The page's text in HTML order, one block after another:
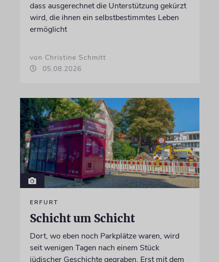
dass ausgerechnet die Unterstützung gekürzt
wird, die ihnen ein selbstbestimmtes Leben
ermöglicht
von Christine Schmitt
05.08.2026
ERFURT
Schicht um Schicht
Dort, wo eben noch Parkplätze waren, wird
seit wenigen Tagen nach einem Stück
jüdischer Geschichte gegraben. Erst mit dem